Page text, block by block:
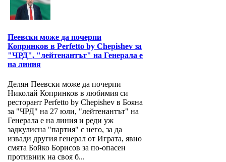
Пеевски може да почерпи
Копринков в Perfetto by Chepishev за
"ЧРД", "лейтенантът" на Генерала е
на линия
Делян Пеевски може да почерпи
Николай Копринков в любимия си
ресторант Perfetto by Chepishev в Бояна
за "ЧРД" на 27 юли, "лейтенантът" на
Генерала е на линия и реди уж
задкулисна "партия" с него, за да
извади другия генерал от Играта, явно
смята Бойко Борисов за по-опасен
противник на своя б...